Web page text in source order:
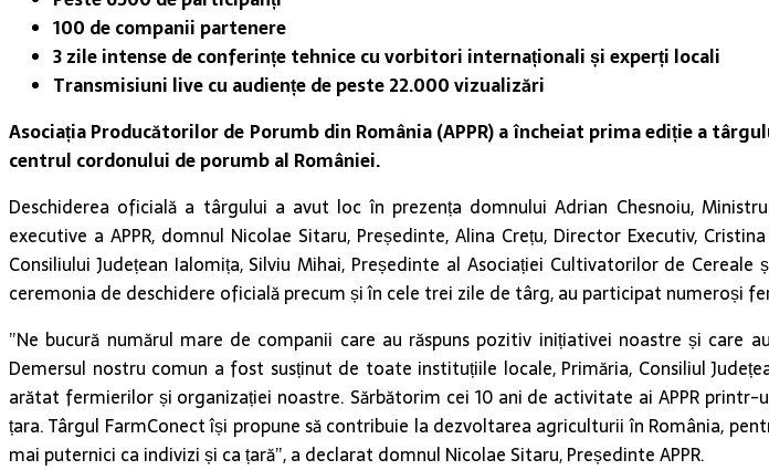
100 de companii partenere
3 zile intense de conferințe tehnice cu vorbitori internaționali și experți locali
Transmisiuni live cu audiențe de peste 22.000 vizualizări
Asociația Producătorilor de Porumb din România (APPR) a încheiat prima ediție a
centrul cordonului de porumb al României.
Deschiderea oficială a târgului a avut loc în prezența domnului Adrian Chesnoiu,
executive a APPR, domnul Nicolae Sitaru, Președinte, Alina Crețu, Director Executiv,
Consiliului Județean Ialomița, Silviu Mihai, Președinte al Asociației Cultivatorilor de Cereale
ceremonia de deschidere oficială precum și în cele trei zile de târg, au participat numeroși
”Ne bucură numărul mare de companii care au răspuns pozitiv inițiativei noastre și
Demersul nostru comun a fost susținut de toate instituțiile locale, Primăria, Consiliul
arătat fermierilor și organizației noastre. Sărbătorim cei 10 ani de activitate ai APPR
țara. Târgul FarmConect își propune să contribuie la dezvoltarea agriculturii în România,
mai puternici ca indivizi și ca țară”, a declarat domnul Nicolae Sitaru, Președinte APPR.